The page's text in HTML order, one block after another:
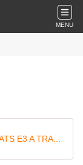
MENU
2018 05 20 RESULTATS E3 A TRAVERS LES HAUTS DE FRANCE